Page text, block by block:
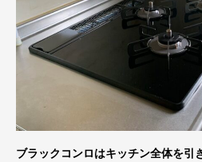
ブラックコンロはキッチン全体を引